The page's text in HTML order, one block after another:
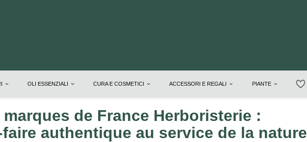
OLI ESSENZIALI CURA E COSMETICI ACCESSORI E REGALI PIANTE
marques de France Herboristerie :
authentique au service de la nature